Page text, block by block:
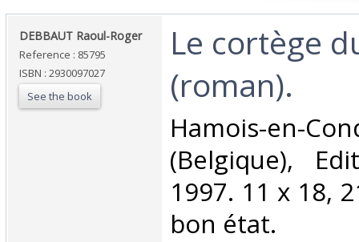
‎DEBBAUT Raoul-Roger‎
Reference : 85795
ISBN : 2930097027
See the book
‎Le cortège
(roman).‎
‎Hamois-en-
(Belgique),
1997. 11 x 18,
bon état.‎